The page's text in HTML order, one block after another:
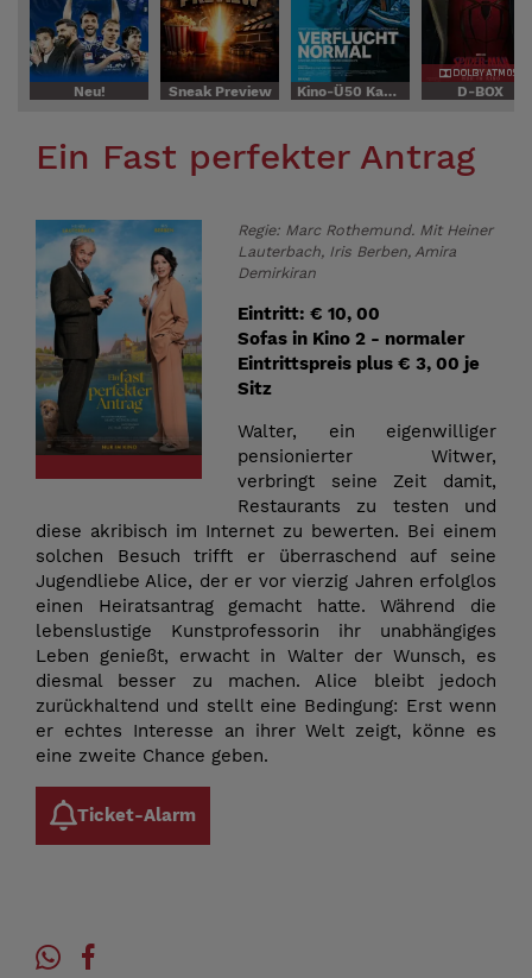
Neu! Sneak Preview Kino-Ü50 Kaffee, Kuchen, Kino D-BOX
Ein Fast perfekter Antrag
Regie: Marc Rothemund. Mit Heiner
Lauterbach, Iris Berben, Amira
Demirkiran
Eintritt: € 10, 00
Sofas in Kino 2 - normaler
Eintrittspreis plus € 3, 00 je
Sitz
Walter, ein eigenwilliger
pensionierter Witwer,
verbringt seine Zeit damit,
Restaurants zu testen und
diese akribisch im Internet zu bewerten. Bei einem
solchen Besuch trifft er überraschend auf seine
Jugendliebe Alice, der er vor vierzig Jahren erfolglos
einen Heiratsantrag gemacht hatte. Während die
lebenslustige Kunstprofessorin ihr unabhängiges
Leben genießt, erwacht in Walter der Wunsch, es
diesmal besser zu machen. Alice bleibt jedoch
zurückhaltend und stellt eine Bedingung: Erst wenn
er echtes Interesse an ihrer Welt zeigt, könne es
eine zweite Chance geben.
Ticket-Alarm